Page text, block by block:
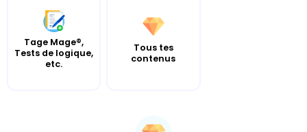
Tage Mage®,
Tests de logique,
etc.
Tous tes
contenus